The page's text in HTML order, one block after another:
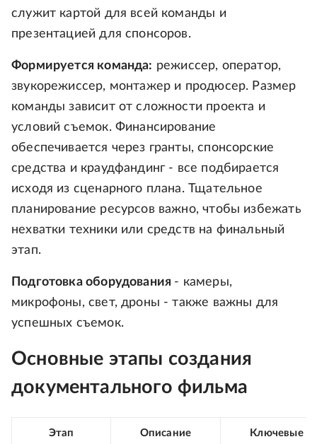
служит картой для всей команды и
презентацией для спонсоров.
Формируется команда: режиссер, оператор,
звукорежиссер, монтажер и продюсер. Размер
команды зависит от сложности проекта и
условий съемок. Финансирование
обеспечивается через гранты, спонсорские
средства и краудфандинг - все подбирается
исходя из сценарного плана. Тщательное
планирование ресурсов важно, чтобы избежать
нехватки техники или средств на финальный
этап.
Подготовка оборудования - камеры,
микрофоны, свет, дроны - также важны для
успешных съемок.
Основные этапы создания
документального фильма
Этап Описание
Ключевые